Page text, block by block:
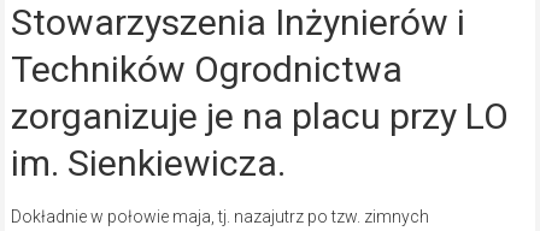
Stowarzyszenia Inżynierów i
Techników Ogrodnictwa
zorganizuje je na placu przy LO
im. Sienkiewicza.
Dokładnie w połowie maja, tj. nazajutrz po tzw. zimnych